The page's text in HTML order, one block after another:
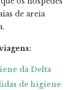
de areia
da Delta
de higiene